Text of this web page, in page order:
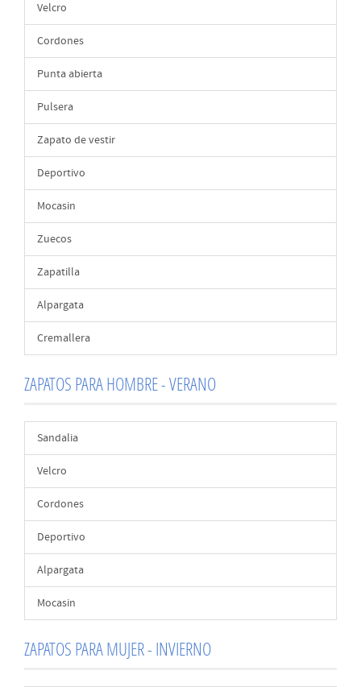
Velcro
Cordones
Punta abierta
Pulsera
Zapato de vestir
Deportivo
Mocasin
Zuecos
Zapatilla
Alpargata
Cremallera
ZAPATOS PARA HOMBRE - VERANO
Sandalia
Velcro
Cordones
Deportivo
Alpargata
Mocasin
ZAPATOS PARA MUJER - INVIERNO